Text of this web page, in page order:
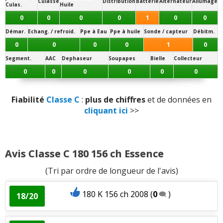
Entretien (coût):2n'aiment pas
15.5/20
Panne la plus signalée :
colonne de direction
Culas.
Huile
0 0 0 0 1 0 0
Démar. Echang. / refroid. Ppe à Eau Ppe à huile Sonde / capteur Débitm.
0 0 0 0 1 0
Segment. AAC Dephaseur Soupapes Bielle Collecteur
0 0 0 0 0 0
Fiabilité Classe C : plus de chiffreset de données en
cliquant ici >>
Avis Classe C 180 156 ch Essence
(Tri par ordre de longueur de l'avis)
18/20 180 K 156 ch 2008 (0 )